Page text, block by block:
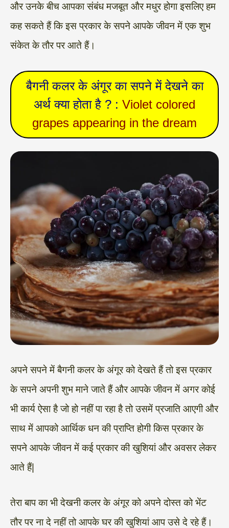
और उनके बीच आपका संबंध मजबूत और मधुर होगा इसलिए हम
कह सकते हैं कि इस प्रकार के सपने आपके जीवन में एक शुभ
संकेत के तौर पर आते हैं।
बैगनी कलर के अंगूर का सपने में देखने का
अर्थ क्या होता है ? : Violet colored
grapes appearing in the dream
अपने सपने में बैगनी कलर के अंगूर को देखते हैं तो इस प्रकार
के सपने अपनी शुभ माने जाते हैं और आपके जीवन में अगर कोई
भी कार्य ऐसा है जो हो नहीं पा रहा है तो उसमें प्रजाति आएगी और
साथ में आपको आर्थिक धन की प्राप्ति होगी किस प्रकार के
सपने आपके जीवन में कई प्रकार की खुशियां और अवसर लेकर
आते हैं|
तेरा बाप का भी देखनी कलर के अंगूर को अपने दोस्त को भेंट
तौर पर ना दे नहीं तो आपके घर की खुशियां आप उसे दे रहे हैं।